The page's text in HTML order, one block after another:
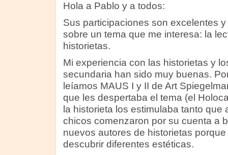
Hola a Pablo y a todos:
Sus participaciones son excelentes
sobre un tema que me interesa: la
historietas.
Mi experiencia con las historietas y
secundaria han sido muy buenas.
leíamos MAUS I y II de Art
que les despertaba el tema (el
la historieta los estimulaba tanto que
chicos comenzaron por su cuenta a
nuevos autores de historietas
descubrir diferentes estéticas.